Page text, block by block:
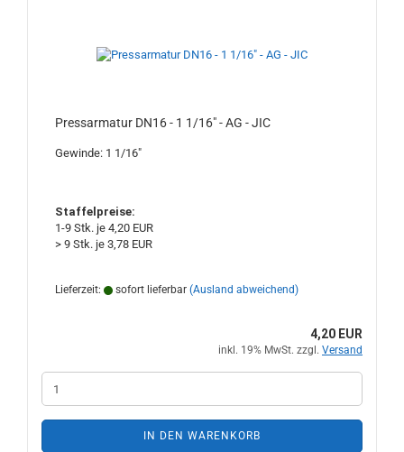
Pressarmatur DN16 - 1 1/16" - AG - JIC
Gewinde: 1 1/16"
Staffelpreise:
1-9 Stk. je 4,20 EUR
> 9 Stk. je 3,78 EUR
Lieferzeit: sofort lieferbar (Ausland abweichend)
4,20 EUR
inkl. 19% MwSt. zzgl. Versand
IN DEN WARENKORB